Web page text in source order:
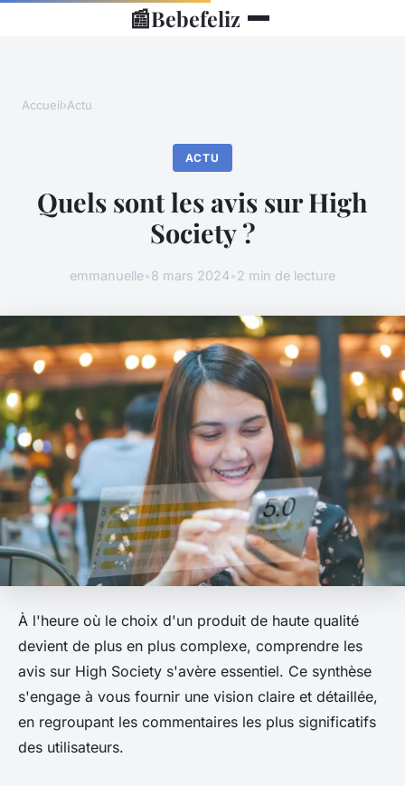
📰Bebefeliz
Accueil›Actu
ACTU
Quels sont les avis sur High
Society ?
emmanuelle•8 mars 2024•2 min de lecture
À l'heure où le choix d'un produit de haute qualité
devient de plus en plus complexe, comprendre les
avis sur High Society s'avère essentiel. Ce synthèse
s'engage à vous fournir une vision claire et détaillée,
en regroupant les commentaires les plus significatifs
des utilisateurs.